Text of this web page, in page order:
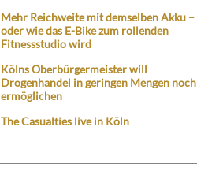
Mehr Reichweite mit demselben Akku –
oder wie das E-Bike zum rollenden
Fitnessstudio wird
Kölns Oberbürgermeister will
Drogenhandel in geringen Mengen noch
ermöglichen
The Casualties live in Köln